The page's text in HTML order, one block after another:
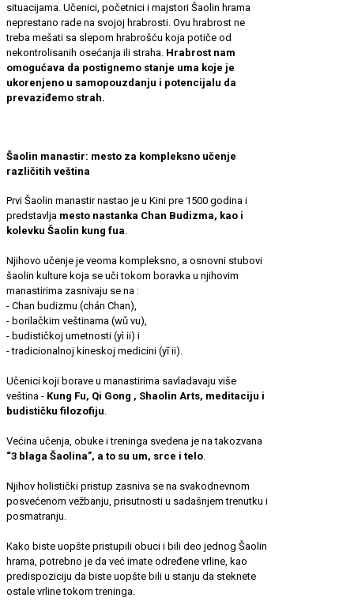
situacijama. Učenici, početnici i majstori Šaolin hrama
neprestano rade na svojoj hrabrosti. Ovu hrabrost ne
treba mešati sa slepom hrabrošću koja potiče od
nekontrolisanih osećanja ili straha. Hrabrost nam
omogućava da postignemo stanje uma koje je
ukorenjeno u samopouzdanju i potencijalu da
prevaziđemo strah.
Šaolin manastir: mesto za kompleksno učenje
različitih veština
Prvi Šaolin manastir nastao je u Kini pre 1500 godina i
predstavlja mesto nastanka Chan Budizma, kao i
kolevku Šaolin kung fua
Njihovo učenje je veoma kompleksno, a osnovni stubovi
šaolin kulture koja se uči tokom boravka u njihovim
manastirima zasnivaju se na :
- Chan budizmu (chán Chan),
- borilačkim veštinama (wǔ vu),
- budističkoj umetnosti (yì ii) i
- tradicionalnoj kineskoj medicini (yī ii).
Učenici koji borave u manastirima savladavaju više
veština - Kung Fu, Qi Gong , Shaolin Arts, meditaciju i
budističku filozofiju
Većina učenja, obuke i treninga svedena je na takozvana
“3 blaga Šaolina”, a to su um, srce i telo
Njihov holistički pristup zasniva se na svakodnevnom
posvećenom vežbanju, prisutnosti u sadašnjem trenutku i
posmatranju.
Kako biste uopšte pristupili obuci i bili deo jednog Šaolin
hrama, potrebno je da već imate određene vrline, kao
predispoziciju da biste uopšte bili u stanju da steknete
ostale vrline tokom treninga.